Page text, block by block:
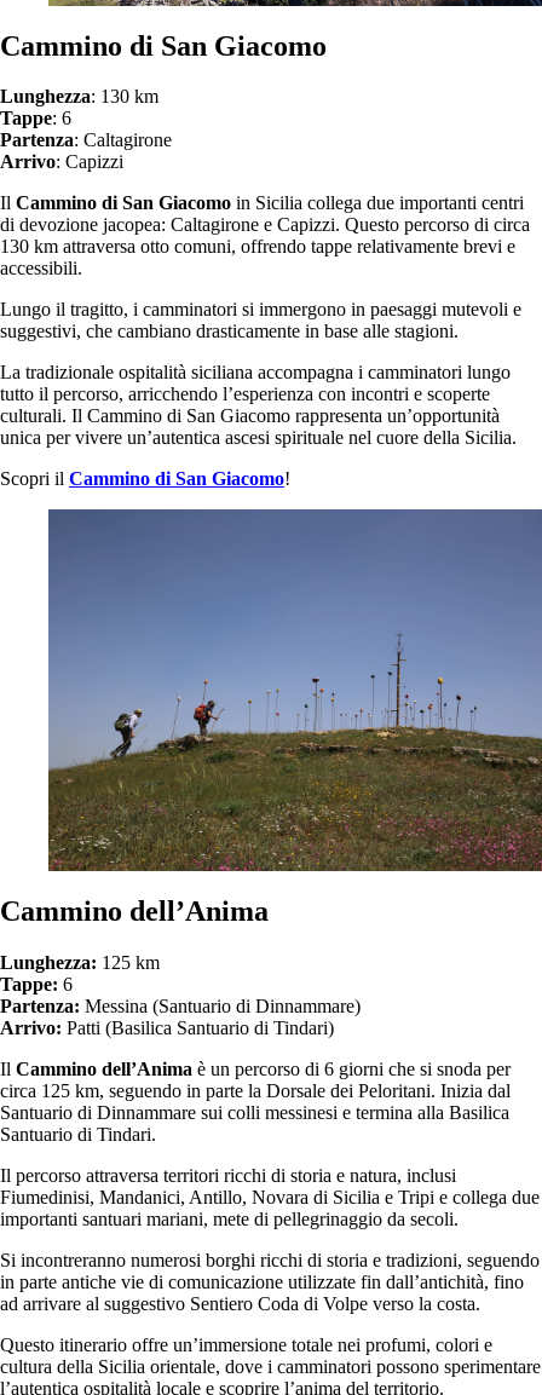
Cammino di San Giacomo
Lunghezza: 130 km
Tappe: 6
Partenza: Caltagirone
Arrivo: Capizzi
Il Cammino di San Giacomo in Sicilia collega due importanti centri
di devozione jacopea: Caltagirone e Capizzi. Questo percorso di circa
130 km attraversa otto comuni, offrendo tappe relativamente brevi e
accessibili.
Lungo il tragitto, i camminatori si immergono in paesaggi mutevoli e
suggestivi, che cambiano drasticamente in base alle stagioni.
La tradizionale ospitalità siciliana accompagna i camminatori lungo
tutto il percorso, arricchendo l’esperienza con incontri e scoperte
culturali. Il Cammino di San Giacomo rappresenta un’opportunità
unica per vivere un’autentica ascesi spirituale nel cuore della Sicilia.
Scopri il Cammino di San Giacomo!
Cammino dell’Anima
Lunghezza: 125 km
Tappe: 6
Partenza: Messina (Santuario di Dinnammare)
Arrivo: Patti (Basilica Santuario di Tindari)
Il Cammino dell’Anima è un percorso di 6 giorni che si snoda per
circa 125 km, seguendo in parte la Dorsale dei Peloritani. Inizia dal
Santuario di Dinnammare sui colli messinesi e termina alla Basilica
Santuario di Tindari.
Il percorso attraversa territori ricchi di storia e natura, inclusi
Fiumedinisi, Mandanici, Antillo, Novara di Sicilia e Tripi e collega due
importanti santuari mariani, mete di pellegrinaggio da secoli.
Si incontreranno numerosi borghi ricchi di storia e tradizioni, seguendo
in parte antiche vie di comunicazione utilizzate fin dall’antichità, fino
ad arrivare al suggestivo Sentiero Coda di Volpe verso la costa.
Questo itinerario offre un’immersione totale nei profumi, colori e
cultura della Sicilia orientale, dove i camminatori possono sperimentare
l’autentica ospitalità locale e scoprire l’anima del territorio.